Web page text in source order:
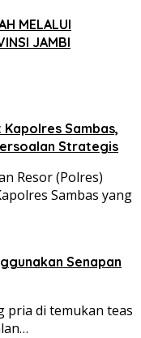
MELALUI
JAMBI
Kapolres Sambas,
Strategis
Resor (Polres)
Sambas yang
Senapan
pria di temukan teas